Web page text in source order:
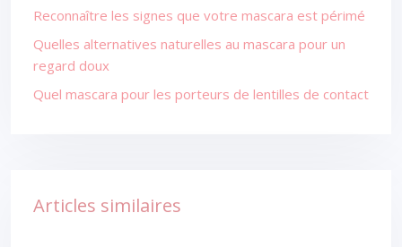
Reconnaître les signes que votre mascara est périmé
Quelles alternatives naturelles au mascara pour un
regard doux
Quel mascara pour les porteurs de lentilles de contact
Articles similaires